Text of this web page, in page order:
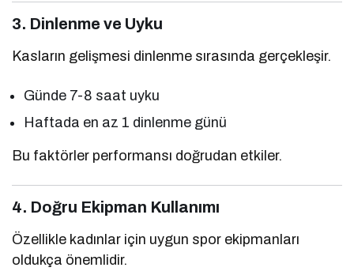
3. Dinlenme ve Uyku
Kasların gelişmesi dinlenme sırasında gerçekleşir.
Günde 7-8 saat uyku
Haftada en az 1 dinlenme günü
Bu faktörler performansı doğrudan etkiler.
4. Doğru Ekipman Kullanımı
Özellikle kadınlar için uygun spor ekipmanları
oldukça önemlidir.